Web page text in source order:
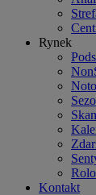
Rynek
Kontakt